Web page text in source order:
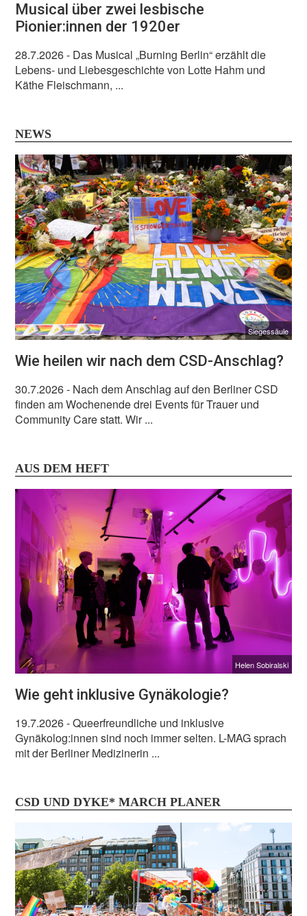
Musical über zwei lesbische
Pionier:innen der 1920er
28.7.2026- Das Musical „Burning Berlin“ erzählt die
Lebens- und Liebesgeschichte von Lotte Hahm und
Käthe Fleischmann, ...
NEWS
Siegessäule
Wie heilen wir nach dem CSD-Anschlag?
30.7.2026- Nach dem Anschlag auf den Berliner CSD
finden am Wochenende drei Events für Trauer und
Community Care statt. Wir ...
AUS DEM HEFT
Helen Sobiralski
Wie geht inklusive Gynäkologie?
19.7.2026- Queerfreundliche und inklusive
Gynäkolog:innen sind noch immer selten. L-MAG sprach
mit der Berliner Medizinerin ...
CSD UND DYKE* MARCH PLANER